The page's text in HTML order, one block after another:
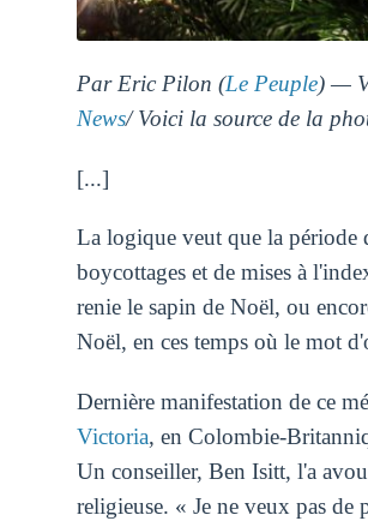
Par Eric Pilon (Le Peuple) —
News/ Voici la source de la
[...]
La logique veut que la période
boycottages et de mises à
renie le sapin de Noël, ou
Noël, en ces temps où le mot
Dernière manifestation de ce
Victoria, en Colombie-
Un conseiller, Ben Isitt, l'a
religieuse. « Je ne veux pas